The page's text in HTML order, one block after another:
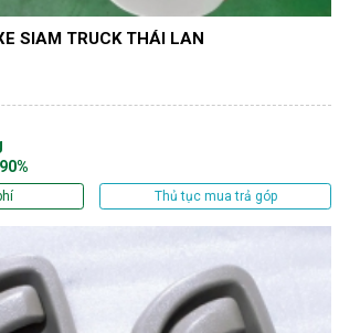
SIAM TRUCK THÁI LAN
Thủ tục mua trả góp